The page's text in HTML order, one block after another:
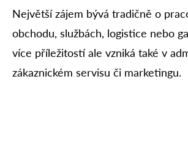
Největší zájem bývá tradičně o
obchodu, službách, logistice nebo
více příležitostí ale vzniká také v
zákaznickém servisu či marketingu.